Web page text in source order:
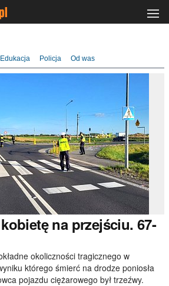
Edukacja Policja Od was
na przejściu. 67-
okoliczności tragicznego w
którego śmierć na drodze poniosła
pojazdu ciężarowego był trzeźwy.